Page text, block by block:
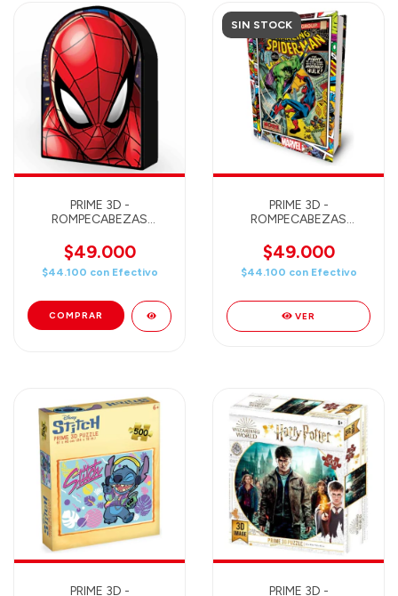
PRIME 3D -
ROMPECABEZAS
SPIDERMAN 300 PIEZAS
46X31 - 35586
$49.000
$44.100 con Efectivo
SIN STOCK
PRIME 3D -
ROMPECABEZAS
COMIC SPIDERMAN VS
HULK 300 PIEZAS 46X31
- 35700
$49.000
$44.100 con Efectivo
VER
PRIME 3D -
PRIME 3D -